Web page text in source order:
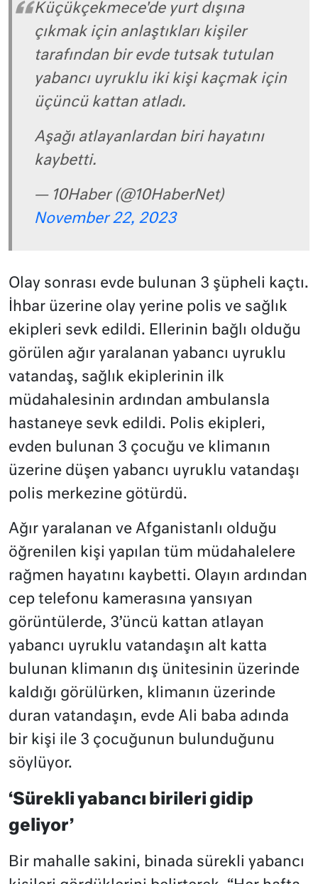
Küçükçekmece'de yurt dışına
çıkmak için anlaştıkları kişiler
tarafından bir evde tutsak tutulan
yabancı uyruklu iki kişi kaçmak için
üçüncü kattan atladı.
Aşağı atlayanlardan biri hayatını
kaybetti.
— 10Haber (@10HaberNet)
November 22, 2023
Olay sonrası evde bulunan 3 şüpheli kaçtı.
İhbar üzerine olay yerine polis ve sağlık
ekipleri sevk edildi. Ellerinin bağlı olduğu
görülen ağır yaralanan yabancı uyruklu
vatandaş, sağlık ekiplerinin ilk
müdahalesinin ardından ambulansla
hastaneye sevk edildi. Polis ekipleri,
evden bulunan 3 çocuğu ve klimanın
üzerine düşen yabancı uyruklu vatandaşı
polis merkezine götürdü.
Ağır yaralanan ve Afganistanlı olduğu
öğrenilen kişi yapılan tüm müdahalelere
rağmen hayatını kaybetti. Olayın ardından
cep telefonu kamerasına yansıyan
görüntülerde, 3’üncü kattan atlayan
yabancı uyruklu vatandaşın alt katta
bulunan klimanın dış ünitesinin üzerinde
kaldığı görülürken, klimanın üzerinde
duran vatandaşın, evde Ali baba adında
bir kişi ile 3 çocuğunun bulunduğunu
söylüyor.
‘Sürekli yabancı birileri gidip
geliyor’
Bir mahalle sakini, binada sürekli yabancı